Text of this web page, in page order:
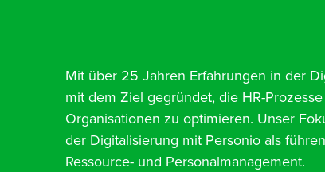
Mit über 25 Jahren Erfahrungen in der
mit dem Ziel gegründet, die HR-
Organisationen zu optimieren. Unser
der Digitalisierung mit Personio als
Ressource- und Personalmanagement.